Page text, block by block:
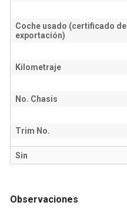
Coche usado (certificado de
exportación)
Kilometraje
No. Chasis
Trim No.
Sin
Observaciones